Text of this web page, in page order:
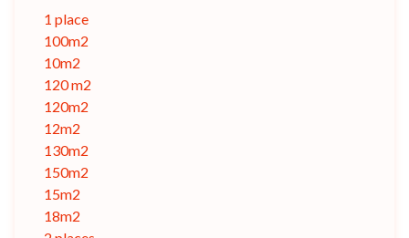
1 place
100m2
10m2
120 m2
120m2
12m2
130m2
150m2
15m2
18m2